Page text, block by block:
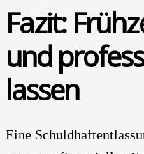
Fazit:
und
las­sen
Eine